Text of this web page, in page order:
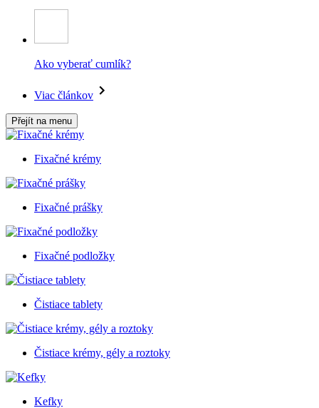
Ako vyberať cumlík?
Viac článkov
Přejít na menu
Fixačné krémy
Fixačné prášky
Fixačné podložky
Čistiace tablety
Čistiace krémy, gély a roztoky
Kefky